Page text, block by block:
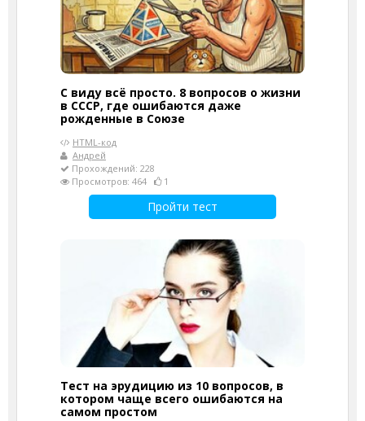
С виду всё просто. 8 вопросов о жизни
в СССР, где ошибаются даже
рожденные в Союзе
HTML-код
Андрей
Прохождений: 228
Просмотров: 464
1
Пройти тест
Тест на эрудицию из 10 вопросов, в
котором чаще всего ошибаются на
самом простом